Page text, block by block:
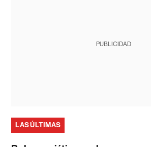
PUBLICIDAD
LAS ÚLTIMAS